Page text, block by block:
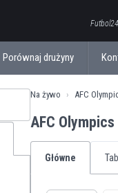
Porównaj drużyny
Na żywo AFC
AFC
Główne